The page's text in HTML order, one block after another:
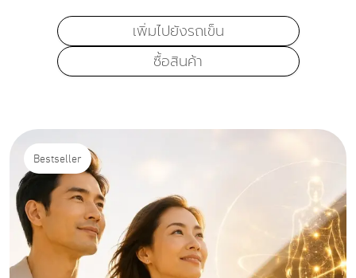
เพิ่มไปยังรถเข็น
ซื้อสินค้า
Bestseller